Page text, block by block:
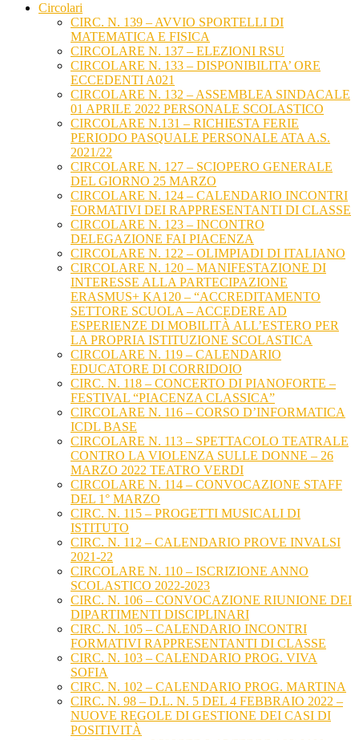
Circolari
CIRC. N. 139 – AVVIO SPORTELLI DI
MATEMATICA E FISICA
CIRCOLARE N. 137 – ELEZIONI RSU
CIRCOLARE N. 133 – DISPONIBILITA’ ORE
ECCEDENTI A021
CIRCOLARE N. 132 – ASSEMBLEA SINDACALE
01 APRILE 2022 PERSONALE SCOLASTICO
CIRCOLARE N.131 – RICHIESTA FERIE
PERIODO PASQUALE PERSONALE ATA A.S.
2021/22
CIRCOLARE N. 127 – SCIOPERO GENERALE
DEL GIORNO 25 MARZO
CIRCOLARE N. 124 – CALENDARIO INCONTRI
FORMATIVI DEI RAPPRESENTANTI DI CLASSE
CIRCOLARE N. 123 – INCONTRO
DELEGAZIONE FAI PIACENZA
CIRCOLARE N. 122 – OLIMPIADI DI ITALIANO
CIRCOLARE N. 120 – MANIFESTAZIONE DI
INTERESSE ALLA PARTECIPAZIONE
ERASMUS+ KA120 – “ACCREDITAMENTO
SETTORE SCUOLA – ACCEDERE AD
ESPERIENZE DI MOBILITÀ ALL’ESTERO PER
LA PROPRIA ISTITUZIONE SCOLASTICA
CIRCOLARE N. 119 – CALENDARIO
EDUCATORE DI CORRIDOIO
CIRC. N. 118 – CONCERTO DI PIANOFORTE –
FESTIVAL “PIACENZA CLASSICA”
CIRCOLARE N. 116 – CORSO D’INFORMATICA
ICDL BASE
CIRCOLARE N. 113 – SPETTACOLO TEATRALE
CONTRO LA VIOLENZA SULLE DONNE – 26
MARZO 2022 TEATRO VERDI
CIRCOLARE N. 114 – CONVOCAZIONE STAFF
DEL 1° MARZO
CIRC. N. 115 – PROGETTI MUSICALI DI
ISTITUTO
CIRC. N. 112 – CALENDARIO PROVE INVALSI
2021-22
CIRCOLARE N. 110 – ISCRIZIONE ANNO
SCOLASTICO 2022-2023
CIRC. N. 106 – CONVOCAZIONE RIUNIONE DEI
DIPARTIMENTI DISCIPLINARI
CIRC. N. 105 – CALENDARIO INCONTRI
FORMATIVI RAPPRESENTANTI DI CLASSE
CIRC. N. 103 – CALENDARIO PROG. VIVA
SOFIA
CIRC. N. 102 – CALENDARIO PROG. MARTINA
CIRC. N. 98 – D.L. N. 5 DEL 4 FEBBRAIO 2022 –
NUOVE REGOLE DI GESTIONE DEI CASI DI
POSITIVITÀ